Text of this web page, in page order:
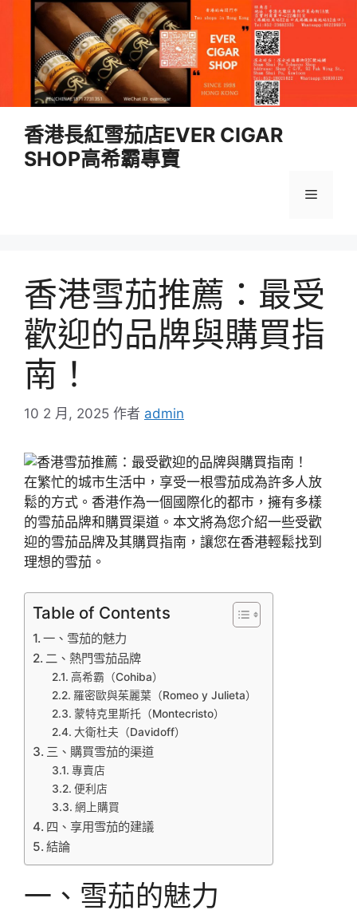
香港長紅雪茄店EVER CIGAR
SHOP高希霸專賣
選
香港雪茄推薦：最受
歡迎的品牌與購買指
南！
10 2 月, 2025 作者 admin
在繁忙的城市生活中，享受一根雪茄成為許多人放
鬆的方式。香港作為一個國際化的都市，擁有多樣
的雪茄品牌和購買渠道。本文將為您介紹一些受歡
迎的雪茄品牌及其購買指南，讓您在香港輕鬆找到
理想的雪茄。
Table of Contents
一、雪茄的魅力
二、熱門雪茄品牌
高希霸（Cohiba）
羅密歐與茱麗葉（Romeo y Julieta）
蒙特克里斯托（Montecristo）
大衛杜夫（Davidoff）
三、購買雪茄的渠道
專賣店
便利店
網上購買
四、享用雪茄的建議
結論
一、雪茄的魅力